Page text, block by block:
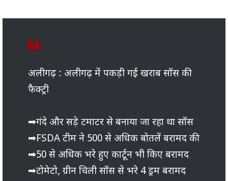
अलीगढ़ : अलीगढ़ में पकड़ी गई खराब सॉस की
फैक्ट्री
➡गंदे और सड़े टमाटर से बनाया जा रहा था सॉस
➡FSDA टीम ने 500 से अधिक बोतलें बरामद की
➡50 से अधिक भरे हुए कार्टून भी किए बरामद
➡टोमेटो, ग्रीन चिली सॉस से भरे 4 ड्रम बरामद